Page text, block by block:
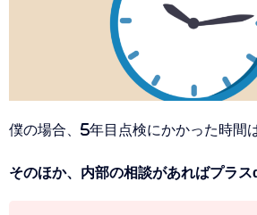
僕の場合、5年目点検にかかった時間
そのほか、内部の相談があればプラス